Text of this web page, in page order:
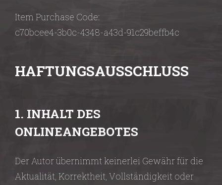
Item Purchase Code:
c70bcee4-3b0c-4348-a43d-91c29beffb4c
HAFTUNGSAUSSCHLUSS
1. INHALT DES
ONLINEANGEBOTES
Der Autor übernimmt keinerlei Gewähr für die
Aktualität, Korrektheit, Vollständigkeit oder